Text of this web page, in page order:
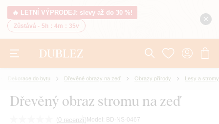
🔥 LETNÍ VÝPRODEJ: slevy až do 30 %!
Zůstává - 5h : 4m : 34v
Dekorace do bytu Dřevěné obrazy na zeď Obrazy přírody Lesy a stromy
Dřevěný obraz stromu na zeď
(0 recenzí) Model: BD-NS-0467